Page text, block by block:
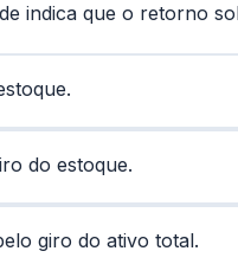
indica que o retorno
do estoque.
giro do ativo total.